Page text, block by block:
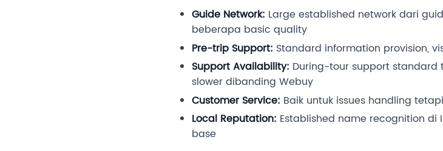
Guide Network: Large established network dari
beberapa basic quality
Pre-trip Support: Standard information provision,
Support Availability: During-tour support
slower dibanding Webuy
Customer Service: Baik untuk issues handling
Local Reputation: Established name recognition
base